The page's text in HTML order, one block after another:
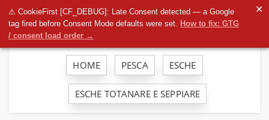
⚠ CookieFirst [CF_DEBUG]: Late Consent detected — a Google
tag fired before Consent Mode defaults were set. How to fix: GTG
/ consent load order →
✕
HOME PESCA ESCHE
ESCHE TOTANARE E SEPPIARE